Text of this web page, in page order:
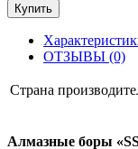
Купить
ОТЗЫВЫ (0)
Страна
Алмазные боры